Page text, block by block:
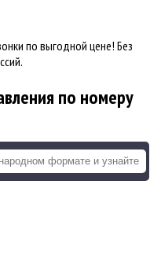
по выгодной цене! Без
по номеру